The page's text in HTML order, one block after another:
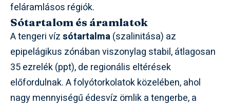
feláramlásos régiók.
Sótartalom és áramlatok
A tengeri vízsótartalma(szalinitása) az
epipelágikus zónában viszonylag stabil, átlagosan
35 ezrelék (ppt), de regionális eltérések
előfordulnak. A folyótorkolatok közelében, ahol
nagy mennyiségű édesvíz ömlik a tengerbe, a